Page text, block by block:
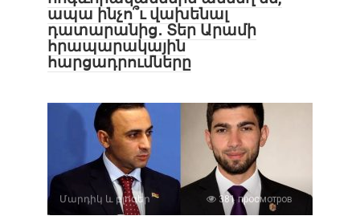
ապա ինչո՞ւ վախենալ
դատարանից․ Տեր Արամի
հրապարակային
հարցադրումները
Մարդիկ և բլոգեր 381 просмотров